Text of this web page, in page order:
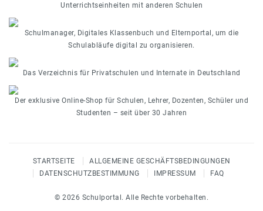
Unterrichtseinheiten mit anderen Schulen
Schulmanager, Digitales Klassenbuch und Elternportal, um die
Schulabläufe digital zu organisieren.
Das Verzeichnis für Privatschulen und Internate in Deutschland
Der exklusive Online-Shop für Schulen, Lehrer, Dozenten, Schüler und
Studenten – seit über 30 Jahren
STARTSEITE
ALLGEMEINE GESCHÄFTSBEDINGUNGEN
DATENSCHUTZBESTIMMUNG
IMPRESSUM FAQ
© 2026 Schulportal. Alle Rechte vorbehalten.